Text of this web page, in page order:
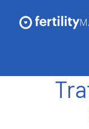
Sobre nosotros
Tratamientos